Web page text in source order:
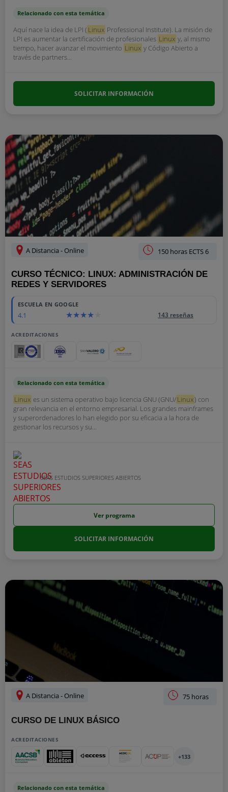
Relacionado con esta temática
Aquí nace la idea de LPI ( Linux Professional Institute). La misión de
LPI es aumentar la certificación de profesionales Linux y, al mismo
tiempo, hacer avanzar el movimiento Linux y Código Abierto a
través de partners...
SOLICITAR INFORMACIÓN
A Distancia - Online 150 horas ECTS 6
CURSO TÉCNICO: LINUX: ADMINISTRACIÓN DE
REDES Y SERVIDORES
ESCUELA EN GOOGLE
4.1 143 reseñas
ACREDITACIONES
Relacionado con esta temática
Linux es un sistema operativo bajo licencia GNU (GNU/Linux) con
gran relevancia en el entorno empresarial. Los grandes mainframes
y superordenadores lo han elegido por su eficacia a la hora de
gestionar los recursos y su...
SEAS ESTUDIOS SUPERIORES ABIERTOS
Ver programa
SOLICITAR INFORMACIÓN
A Distancia - Online 75 horas
CURSO DE LINUX BÁSICO
ACREDITACIONES
+133
Relacionado con esta temática